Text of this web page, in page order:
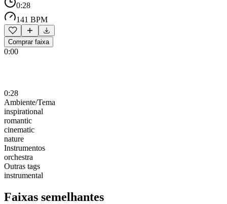
0:28
141 BPM
Comprar faixa
0:00
0:28
Ambiente/Tema
inspirational
romantic
cinematic
nature
Instrumentos
orchestra
Outras tags
instrumental
Faixas semelhantes